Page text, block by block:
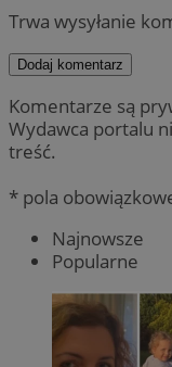
Trwa wysyłanie
Dodaj komentarz
Komentarze są
Wydawca portalu
treść.
* pola
Najnowsze
Popularne